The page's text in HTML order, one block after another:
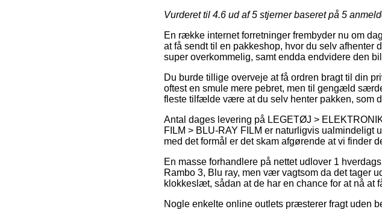
Vurderet til 4.6 ud af 5 stjerner baseret på 5
En række internet forretninger frembyder nu om
at få sendt til en pakkeshop, hvor du selv afhenter
super overkommelig, samt endda endvidere den
Du burde tillige overveje at få ordren bragt til din
oftest en smule mere pebret, men til gengæld
fleste tilfælde være at du selv henter pakken, som
Antal dages levering på LEGETØJ >
FILM > BLU-RAY FILM er naturligvis ualmindeligt
med det formål er det skam afgørende at vi finder
En masse forhandlere på nettet udlover 1
Rambo 3, Blu ray, men vær vagtsom da det tager
klokkeslæt, sådan at de har en chance for at nå at
Nogle enkelte online outlets præsterer fragt uden